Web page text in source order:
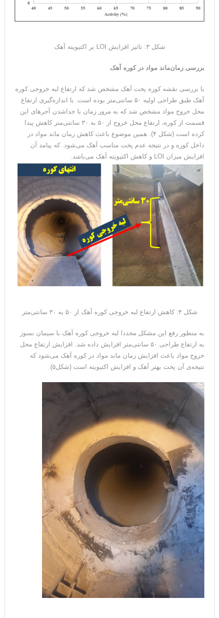
شکل ۳: تاثیر افزایش LOI بر اکتیویته آهک
بررسی زمان‌ماند مواد در کوره آهک
با بررسی نقشه کوره پخت آهک مشخص شد که ارتفاع لبه خروجی کوره
آهک طبق طراحی اولیه ۵۰ سانتی‌متر بوده است. با اندازه‌گیری ارتفاع
محل خروج مواد مشخص شد که به مرور زمان با جداشدن آجرهای این
قسمت از کوره، ارتفاع محل خروج از ۵۰ به ۳۰ سانتی‌متر کاهش پیدا
کرده است (شکل ۴). همین موضوع باعث کاهش زمان ماند مواد در
داخل کوره و در نتیجه عدم پخت مناسب آهک می‌شود. که پیامد آن
افزایش میزان LOI و کاهش اکتیویته آهک می‌باشد.
شکل ۴: کاهش ارتفاع لبه خروجی کوره آهک از ۵۰ به ۳۰ سانتی‌متر
به منظور رفع این مشکل مجددا لبه خروجی کوره آهک با سیمان نسوز
به ارتفاع طراحی ۵۰ سانتی‌متر افزایش داده شد. افزایش ارتفاع محل
خروج مواد باعث افزایش زمان ماند مواد در کوره آهک می‌شود که
نتیجه‌ی آن پخت بهتر آهک و افزایش اکتیویته است (شکل۵).